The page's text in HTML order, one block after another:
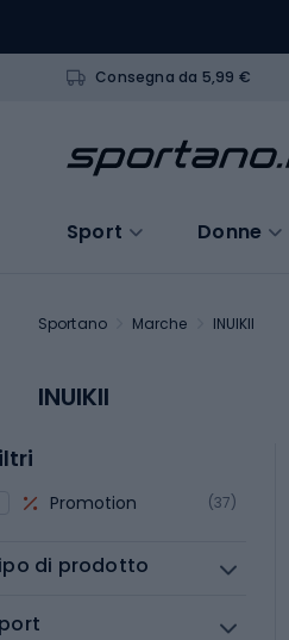
Consegna da 5,99 €
Sport Donne
Sportano Marche INUIKII
INUIKII
Promotion (37)
di prodotto